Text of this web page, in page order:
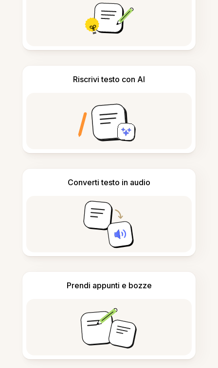
Riscrivi testo con AI
Converti testo in audio
Prendi appunti e bozze